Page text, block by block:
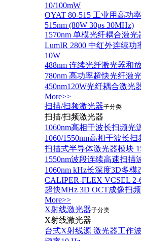
10/100mW
OYAT 80-515 工业用高功
515nm (80W 30ps 30MHz)
1570nm 单模光纤耦合激
LumIR 2800 中红外连续功
10W
488nm 连续光纤激光器和
780nm 高功率超快光纤激
450nm120W光纤耦合激光
More>>
扫描/扫频激光器子分类
扫描/扫频激光器
1060nm高相干波长扫频光
1060/1550nm高相干波长
扫描式半导体激光器模块
1550nm波段连续高速扫描
1060nm kHz长深度3D多
CALIPER-FLEX VCSEL 2-
超快MHz 3D OCT成像扫
More>>
X射线激光器子分类
X射线激光器
台式X射线源 激光器工作